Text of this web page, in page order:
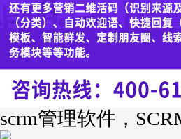
scrm管理软件，